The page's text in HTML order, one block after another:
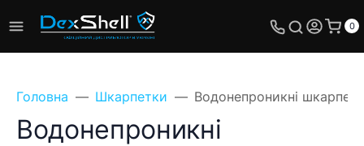
0
Головна Шкарпетки Водонепроникні
Водонепроникні